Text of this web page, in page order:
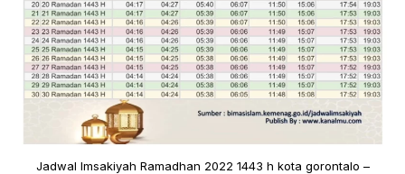
Jadwal Imsakiyah Ramadhan 2022 1443 h kota gorontalo –